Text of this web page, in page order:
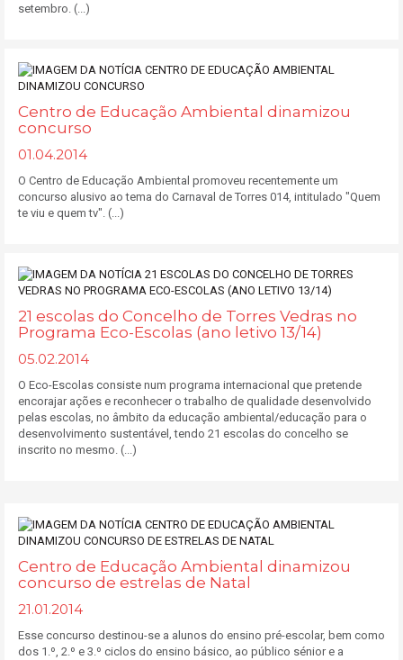
setembro. (...)
Centro de Educação Ambiental dinamizou
concurso
01.04.2014
O Centro de Educação Ambiental promoveu recentemente um
concurso alusivo ao tema do Carnaval de Torres 014, intitulado "Quem
te viu e quem tv". (...)
21 escolas do Concelho de Torres Vedras no
Programa Eco-Escolas (ano letivo 13/14)
05.02.2014
O Eco-Escolas consiste num programa internacional que pretende
encorajar ações e reconhecer o trabalho de qualidade desenvolvido
pelas escolas, no âmbito da educação ambiental/educação para o
desenvolvimento sustentável, tendo 21 escolas do concelho se
inscrito no mesmo. (...)
Centro de Educação Ambiental dinamizou
concurso de estrelas de Natal
21.01.2014
Esse concurso destinou-se a alunos do ensino pré-escolar, bem como
dos 1.º, 2.º e 3.º ciclos do ensino básico, ao público sénior e a